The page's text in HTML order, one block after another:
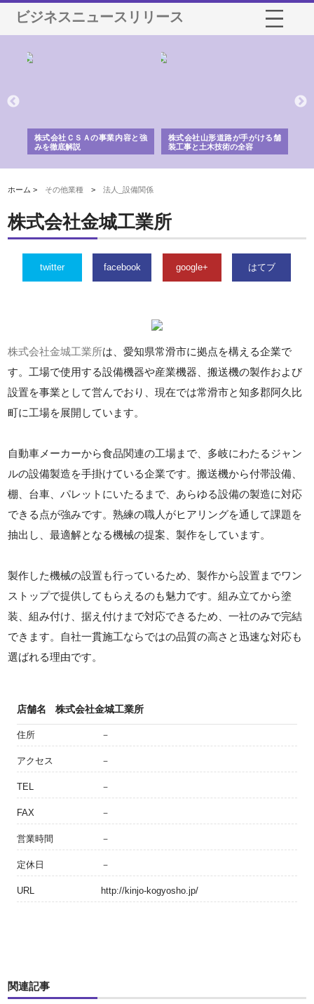
ビジネスニュースリリース
株式会社ＣＳＡの事業内容と強
みを徹底解説
株式会社山形道路が手がける舗
装工事と土木技術の全容
ホーム > その他業種 >法人_設備関係
株式会社金城工業所
twitter facebook google+ はてブ
株式会社金城工業所は、愛知県常滑市に拠点を構える企業で
す。工場で使用する設備機器や産業機器、搬送機の製作および
設置を事業として営んでおり、現在では常滑市と知多郡阿久比
町に工場を展開しています。
自動車メーカーから食品関連の工場まで、多岐にわたるジャン
ルの設備製造を手掛けている企業です。搬送機から付帯設備、
棚、台車、パレットにいたるまで、あらゆる設備の製造に対応
できる点が強みです。熟練の職人がヒアリングを通して課題を
抽出し、最適解となる機械の提案、製作をしています。
製作した機械の設置も行っているため、製作から設置までワン
ストップで提供してもらえるのも魅力です。組み立てから塗
装、組み付け、据え付けまで対応できるため、一社のみで完結
できます。自社一貫施工ならではの品質の高さと迅速な対応も
選ばれる理由です。
店舗名 株式会社金城工業所
住所 －
アクセス －
TEL －
FAX －
営業時間 －
定休日 －
URL http://kinjo-kogyosho.jp/
関連記事